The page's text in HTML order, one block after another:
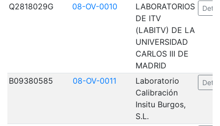
Q2818029G 08-OV-0010
LABORATORIOS
DE ITV
(LABITV) DE LA
UNIVERSIDAD
CARLOS III DE
MADRID
B09380585 08-OV-0011
Laboratorio
Calibración
Insitu Burgos,
S.L.